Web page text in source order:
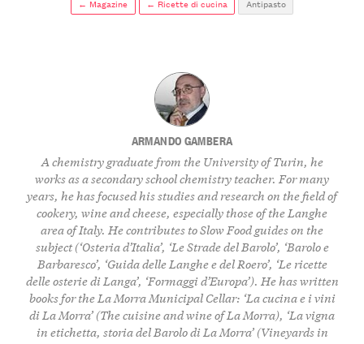
← Magazine ← Ricette di cucina Antipasto
ARMANDO GAMBERA
A chemistry graduate from the University of Turin, he
works as a secondary school chemistry teacher. For many
years, he has focused his studies and research on the field of
cookery, wine and cheese, especially those of the Langhe
area of Italy. He contributes to Slow Food guides on the
subject (‘Osteria d’Italia’, ‘Le Strade del Barolo’, ‘Barolo e
Barbaresco’, ‘Guida delle Langhe e del Roero’, ‘Le ricette
delle osterie di Langa’, ‘Formaggi d’Europa’). He has written
books for the La Morra Municipal Cellar: ‘La cucina e i vini
di La Morra’ (The cuisine and wine of La Morra), ‘La vigna
in etichetta, storia del Barolo di La Morra’ (Vineyards in